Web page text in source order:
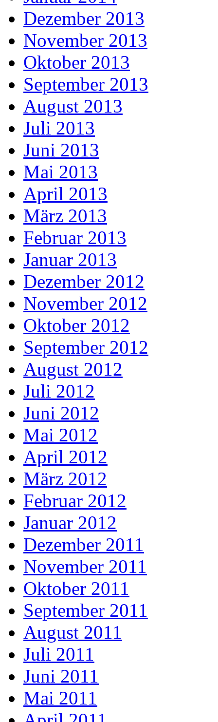
Dezember 2013
November 2013
Oktober 2013
September 2013
August 2013
Juli 2013
Juni 2013
Mai 2013
April 2013
März 2013
Februar 2013
Januar 2013
Dezember 2012
November 2012
Oktober 2012
September 2012
August 2012
Juli 2012
Juni 2012
Mai 2012
April 2012
März 2012
Februar 2012
Januar 2012
Dezember 2011
November 2011
Oktober 2011
September 2011
August 2011
Juli 2011
Juni 2011
Mai 2011